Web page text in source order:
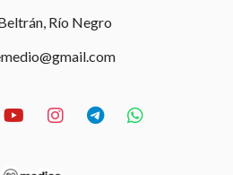
Río Negro